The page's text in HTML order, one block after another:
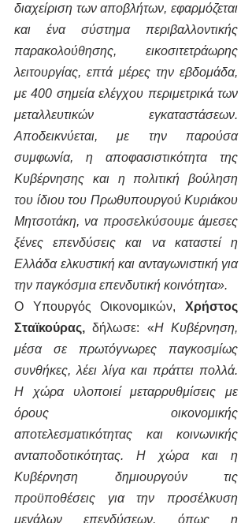
διαχείριση των αποβλήτων, εφαρμόζεται
και ένα σύστημα περιβαλλοντικής
παρακολούθησης, εικοσιτετράωρης
λειτουργίας, επτά μέρες την εβδομάδα,
με 400 σημεία ελέγχου περιμετρικά των
μεταλλευτικών εγκαταστάσεων.
Αποδεικνύεται, με την παρούσα
συμφωνία, η αποφασιστικότητα της
Κυβέρνησης και η πολιτική βούληση
του ίδιου του Πρωθυπουργού Κυριάκου
Μητσοτάκη, να προσελκύσουμε άμεσες
ξένες επενδύσεις και να καταστεί η
Ελλάδα ελκυστική και ανταγωνιστική για
την παγκόσμια επενδυτική κοινότητα».
Ο Υπουργός Οικονομικών, Χρήστος
Σταϊκούρας, δήλωσε: «Η Κυβέρνηση,
μέσα σε πρωτόγνωρες παγκοσμίως
συνθήκες, λέει λίγα και πράττει πολλά.
Η χώρα υλοποιεί μεταρρυθμίσεις με
όρους οικονομικής
αποτελεσματικότητας και κοινωνικής
ανταποδοτικότητας. Η χώρα και η
Κυβέρνηση δημιουργούν τις
προϋποθέσεις για την προσέλκυση
μεγάλων επενδύσεων, όπως η